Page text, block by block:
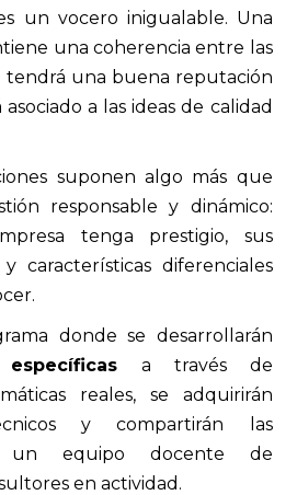
un vocero inigualable. Una
una coherencia entre las
tendrá una buena reputación
a las ideas de calidad
suponen algo más que
responsable y dinámico:
tenga prestigio, sus
características diferenciales
donde se desarrollarán
a través de
reales, se adquirirán
y compartirán las
un equipo docente de
en actividad.